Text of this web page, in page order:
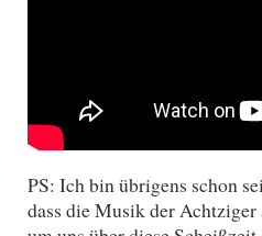
PS: Ich bin übrigens schon
dass die Musik der